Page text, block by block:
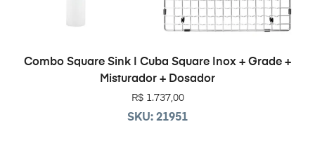
ADICIONAR AO CARRINHO
Combo Square Sink | Cuba Square Inox + Grade +
Misturador + Dosador
R$1.737,00
SKU: 21951